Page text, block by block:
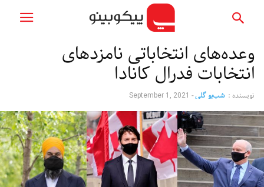
وعده‌های انتخاباتی نامزدهای
انتخابات فدرال کانادا
نویسنده : شب‌بو گلی-
September 1, 2021